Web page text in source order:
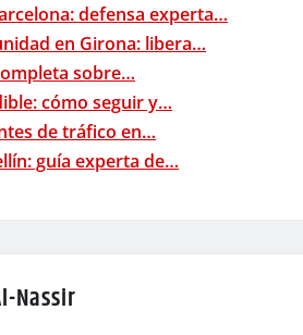
defensa experta…
en Girona: libera…
sobre…
cómo seguir y…
de tráfico en…
guía experta de…
Nassir